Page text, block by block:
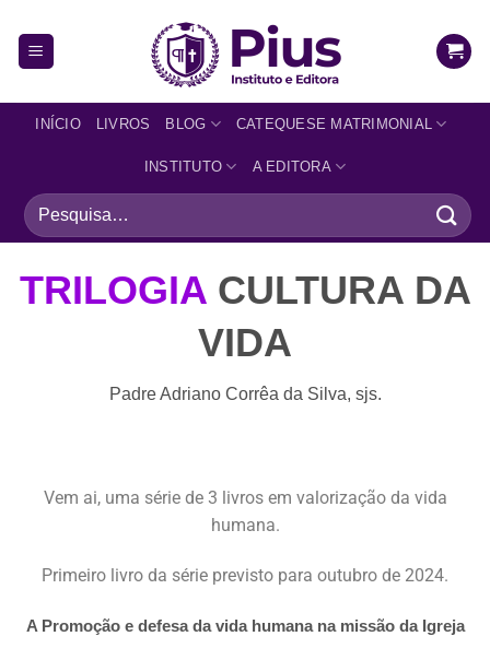
INÍCIO LIVROS BLOG CATEQUESE MATRIMONIAL
INSTITUTO A EDITORA
TRILOGIA CULTURA DA
VIDA
Padre Adriano Corrêa da Silva, sjs.
Vem ai, uma série de 3 livros em valorização da vida
humana.
Primeiro livro da série previsto para outubro de 2024.
A Promoção e defesa da vida humana na missão da Igreja